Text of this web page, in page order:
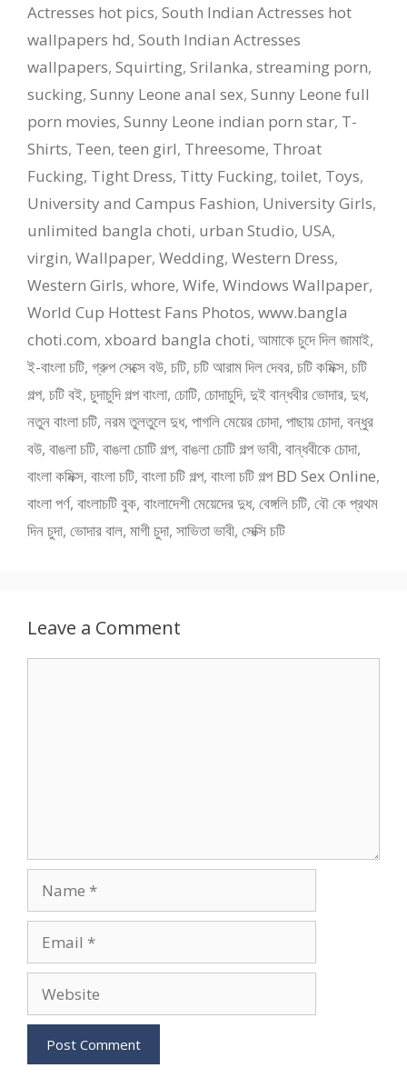
Actresses hot pics, South Indian Actresses hot
wallpapers hd, South Indian Actresses
wallpapers, Squirting, Srilanka, streaming porn,
sucking, Sunny Leone anal sex, Sunny Leone full
porn movies, Sunny Leone indian porn star, T-
Shirts, Teen, teen girl, Threesome, Throat
Fucking, Tight Dress, Titty Fucking, toilet, Toys,
University and Campus Fashion, University Girls,
unlimited bangla choti, urban Studio, USA,
virgin, Wallpaper, Wedding, Western Dress,
Western Girls, whore, Wife, Windows Wallpaper,
World Cup Hottest Fans Photos, www.bangla
choti.com, xboard bangla choti, আমাকে চুদে দিল জামাই,
ই-বাংলা চটি, গ্রুপ সেক্সে বউ, চটি, চটি আরাম দিল দেবর, চটি কমিক্স, চটি
গল্প, চটি বই, চুদাচুদি গল্প বাংলা, চোটি, চোদাচুদি, দুই বান্ধবীর ভোদার, দুধ,
নতুন বাংলা চটি, নরম তুলতুলে দুধ, পাগলি মেয়ের চোদা, পাছায় চোদা, বন্ধুর
বউ, বাঙলা চটি, বাঙলা চোটি গল্প, বাঙলা চোটি গল্প ভাবী, বান্ধবীকে চোদা,
বাংলা কমিক্স, বাংলা চটি, বাংলা চটি গল্প, বাংলা চটি গল্প BD Sex Online,
বাংলা পর্ণ, বাংলাচটি বুক, বাংলাদেশী মেয়েদের দুধ, বেঙ্গলি চটি, বৌ কে প্রথম
দিন চুদা, ভোদার বাল, মাগী চুদা, সাভিতা ভাবী, সেক্সি চটি
Leave a Comment